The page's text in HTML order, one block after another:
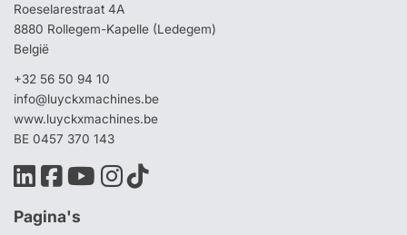
Roeselarestraat 4A
8880 Rollegem-Kapelle (Ledegem)
België
+32 56 50 94 10
info@luyckxmachines.be
www.luyckxmachines.be
BE 0457 370 143
Pagina's